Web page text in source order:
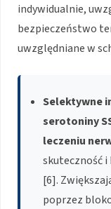
indywidualnie,
bezpieczeństwo
uwzględniane w
Selektywne
serotoniny
leczeniu
skuteczność
[6].
poprzez